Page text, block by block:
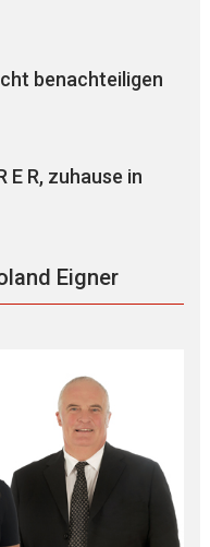
benachteiligen
E R, zuhause in
Eigner